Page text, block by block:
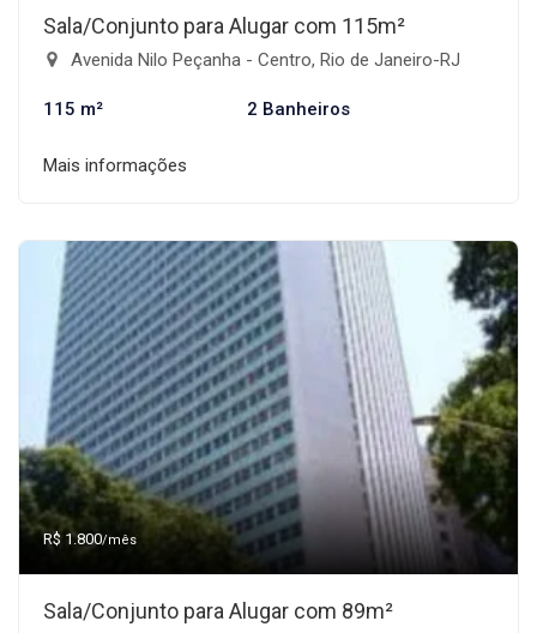
Sala/Conjunto para Alugar com 115m²
Avenida Nilo Peçanha - Centro, Rio de Janeiro-RJ
115 m² 2 Banheiros
Mais informações
R$ 1.800/mês
Sala/Conjunto para Alugar com 89m²